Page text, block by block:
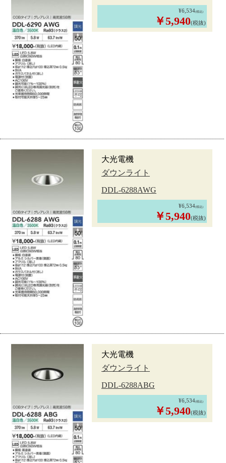
¥6,534(税込)
￥5,940(税抜)
大光電機
ダウンライト
DDL-6288AWG
¥6,534(税込)
￥5,940(税抜)
大光電機
ダウンライト
DDL-6288ABG
¥6,534(税込)
￥5,940(税抜)